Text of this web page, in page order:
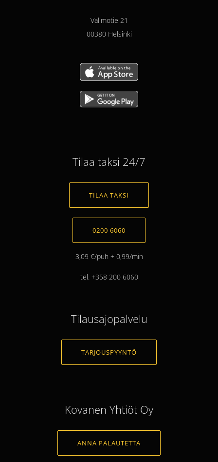
Valimotie 21
00380 Helsinki
Tilaa taksi 24/7
TILAA TAKSI
0200 6060
3,09 €/puh + 0,99/min
tel. +358 200 6060
Tilausajopalvelu
TARJOUSPYYNTÖ
Kovanen Yhtiöt Oy
ANNA PALAUTETTA